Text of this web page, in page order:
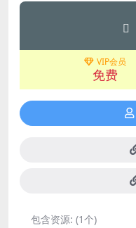
VIP会员
免费
包含资源: (1个)